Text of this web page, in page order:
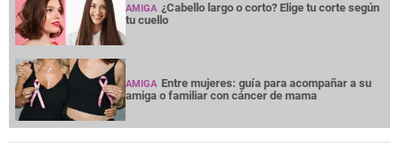
AMIGA ¿Cabello largo o corto? Elige tu corte según
tu cuello
AMIGA Entre mujeres: guía para acompañar a su
amiga o familiar con cáncer de mama